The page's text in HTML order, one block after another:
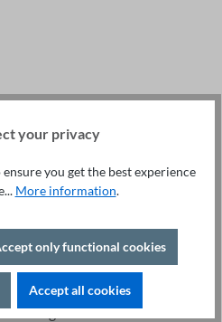
+49 421 277 9999
Imprimir
de seguridad: serie 400 Inicio
your privacy
you get the best experience
More information.
only functional cookies
Accept all cookies